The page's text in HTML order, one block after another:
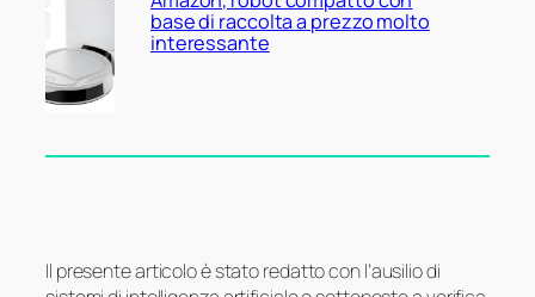
base di raccolta a prezzo molto
interessante
Il presente articolo è stato redatto con l’ausilio di